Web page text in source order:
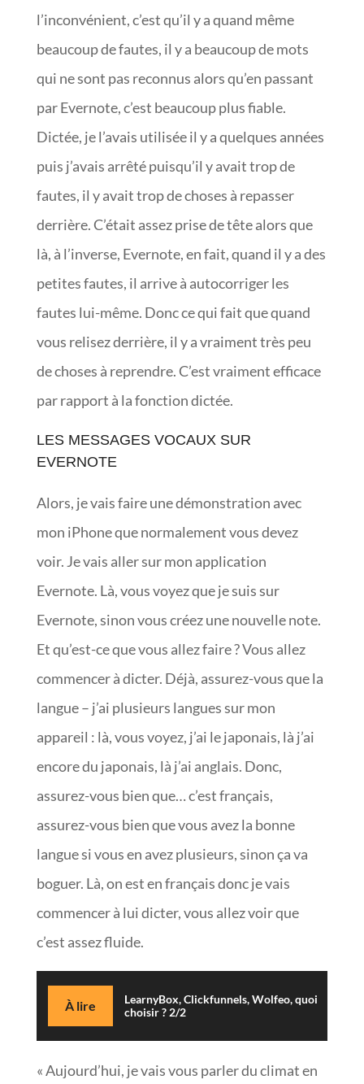
l’inconvénient, c’est qu’il y a quand même
beaucoup de fautes, il y a beaucoup de mots
qui ne sont pas reconnus alors qu’en passant
par Evernote, c’est beaucoup plus fiable.
Dictée, je l’avais utilisée il y a quelques années
puis j’avais arrêté puisqu’il y avait trop de
fautes, il y avait trop de choses à repasser
derrière. C’était assez prise de tête alors que
là, à l’inverse, Evernote, en fait, quand il y a des
petites fautes, il arrive à autocorriger les
fautes lui-même. Donc ce qui fait que quand
vous relisez derrière, il y a vraiment très peu
de choses à reprendre. C’est vraiment efficace
par rapport à la fonction dictée.
LES MESSAGES VOCAUX SUR
EVERNOTE
Alors, je vais faire une démonstration avec
mon iPhone que normalement vous devez
voir. Je vais aller sur mon application
Evernote. Là, vous voyez que je suis sur
Evernote, sinon vous créez une nouvelle note.
Et qu’est-ce que vous allez faire ? Vous allez
commencer à dicter. Déjà, assurez-vous que la
langue – j’ai plusieurs langues sur mon
appareil : là, vous voyez, j’ai le japonais, là j’ai
encore du japonais, là j’ai anglais. Donc,
assurez-vous bien que… c’est français,
assurez-vous bien que vous avez la bonne
langue si vous en avez plusieurs, sinon ça va
boguer. Là, on est en français donc je vais
commencer à lui dicter, vous allez voir que
c’est assez fluide.
À lire
LearnyBox, Clickfunnels, Wolfeo, quoi
choisir ? 2/2
« Aujourd’hui, je vais vous parler du climat en